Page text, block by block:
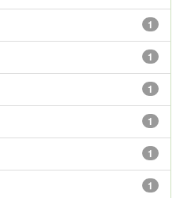
1
1
1
1
1
1